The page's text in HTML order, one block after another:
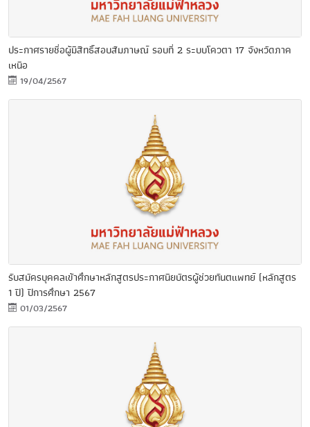
ประกาศรายชื่อผู้มีสิทธิ์สอบสัมภาษณ์ รอบที่ 2 ระบบโควตา 17 จังหวัดภาค
เหนือ
19/04/2567
รับสมัครบุคคลเข้าศึกษาหลักสูตรประกาศนียบัตรผู้ช่วยทันตแพทย์ (หลักสูตร
1 ปี) ปีการศึกษา 2567
01/03/2567